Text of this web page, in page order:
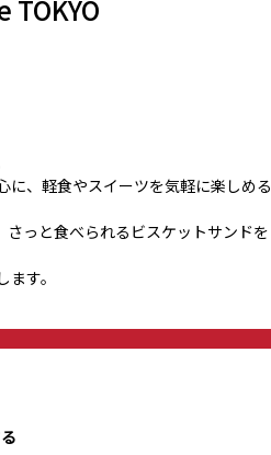
TOKYO
に、軽食やスイーツを気軽に楽しめる
っと食べられるビスケットサンドを
す。